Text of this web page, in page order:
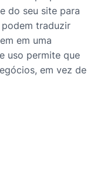
do seu site para
traduzir
em uma
uso permite que
em vez de